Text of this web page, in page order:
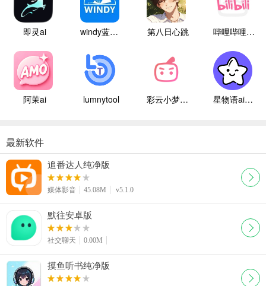
即灵ai windy蓝色气象 第八日心跳 哔哩哔哩白色版
阿茉ai lumnytool 彩云小梦国际版 星物语ai聊天
最新软件
追番达人纯净版
媒体影音 45.08M v5.1.0
默往安卓版
社交聊天 0.00M
摸鱼听书纯净版